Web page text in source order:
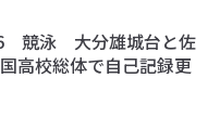
競泳 大分雄城台と佐
高校総体で自己記録更